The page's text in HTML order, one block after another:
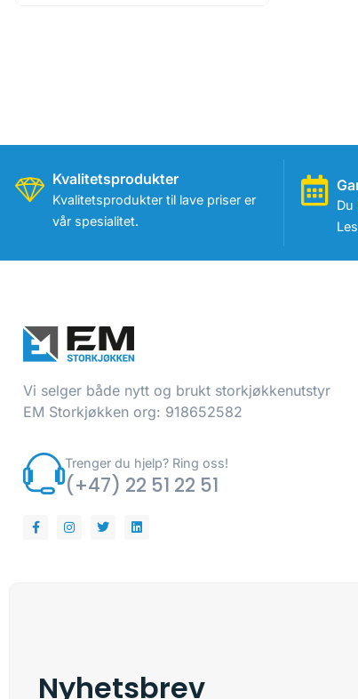
Kvalitetsprodukter
Kvalitetsprodukter til lave priser er
vår spesialitet.
Du
Vi selger både nytt og brukt storkjøkkenutstyr
EM Storkjøkken org: 918652582
Trenger du hjelp? Ring oss!
(+47) 22 51 22 51
Nyhetsbrev